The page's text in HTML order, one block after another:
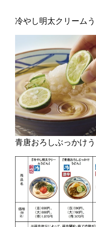
冷やし明太クリーム
青唐おろしぶっかけ